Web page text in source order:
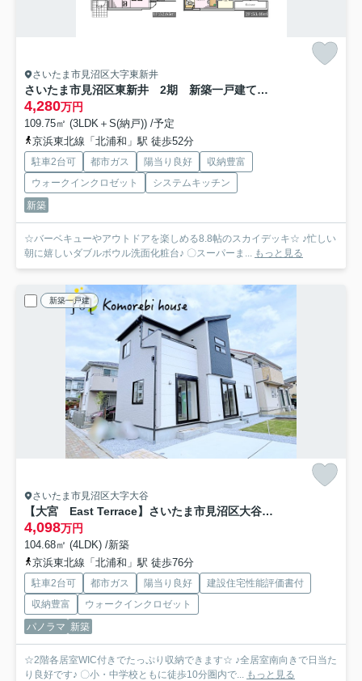
さいたま市見沼区大字東新井
さいたま市見沼区東新井 2期 新築一戸建て ジオヴィスタ 02
4,280万円
109.75㎡ (3LDK＋S(納戸)) /予定
京浜東北線「北浦和」駅 徒歩52分
駐車2台可 都市ガス 陽当り良好
収納豊富
ウォークインクロゼット
システムキッチン
新築
☆バーベキューやアウトドアを楽しめる8.8帖のスカイデッキ☆ ♪忙しい
朝に嬉しいダブルボウル洗面化粧台♪ 〇スーパーま... もっと見る
新築一戸建
さいたま市見沼区大字大谷
【大宮 East Terrace】さいたま市見沼区大谷 新築一戸建て ブルーミングガーデン 02
4,098万円
104.68㎡ (4LDK) /新築
京浜東北線「北浦和」駅 徒歩76分
駐車2台可 都市ガス 陽当り良好
建設住宅性能評価書付
収納豊富
ウォークインクロゼット
パノラマ 新築
☆2階各居室WIC付きでたっぷり収納できます☆ ♪全居室南向きで日当た
り良好です♪ 〇小・中学校ともに徒歩10分圏内で... もっと見る